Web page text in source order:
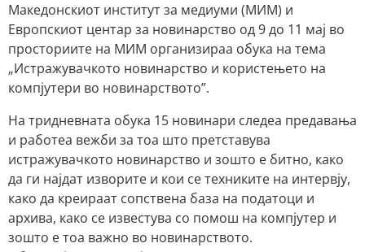
Македонскиот институт за медиуми (МИМ) и
Европскиот центар за новинарство од 9 до 11 мај во
просториите на МИМ организираа обука на тема
„Истражувачкото новинарство и користењето на
компјутери во новинарството”.
На тридневната обука 15 новинари следеа предавања
и работеа вежби за тоа што претставува
истражувачкото новинарство и зошто е битно, како
да ги најдат изворите и кои се техниките на интервју,
како да креираат сопствена база на податоци и
архива, како се известува со помош на компјутер и
зошто е тоа важно во новинарството.